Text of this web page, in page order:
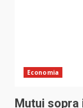
Economia
Mutui sopra